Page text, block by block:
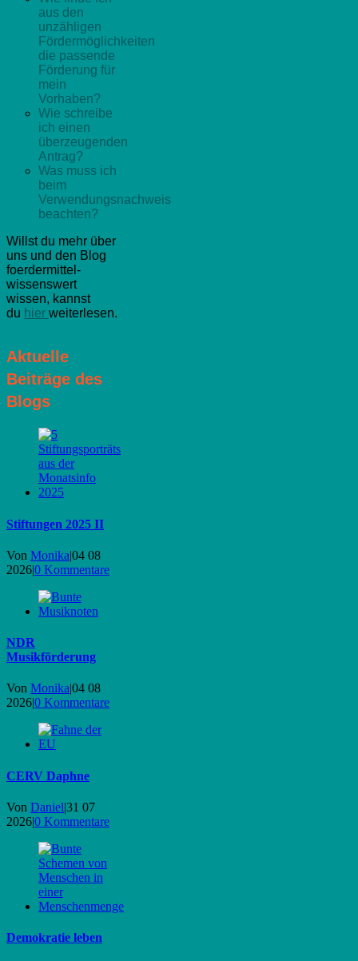
aus den
unzähligen
Fördermöglichkeiten
die passende
Förderung für
mein
Vorhaben?
Wie schreibe
ich einen
überzeugenden
Antrag?
Was muss ich
beim
Verwendungsnachweis
beachten?
Willst du mehr über
uns und den Blog
foerdermittel-
wissenswert
wissen, kannst
du hier weiterlesen.
Aktuelle
Beiträge des
Blogs
Stiftungen 2025 II
Von Monika|04 08
2026|0 Kommentare
NDR
Musikförderung
Von Monika|04 08
2026|0 Kommentare
CERV Daphne
Von Daniel|31 07
2026|0 Kommentare
Demokratie leben